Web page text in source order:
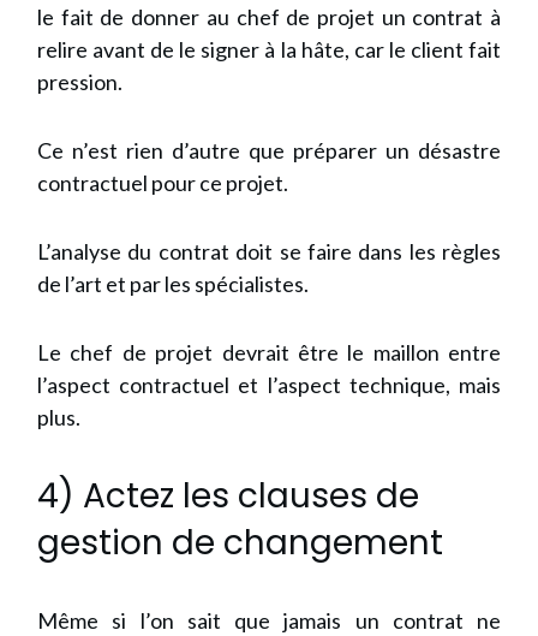
le fait de donner au chef de projet un contrat à
relire avant de le signer à la hâte, car le client fait
pression.
Ce n’est rien d’autre que préparer un désastre
contractuel pour ce projet.
L’analyse du contrat doit se faire dans les règles
de l’art et par les spécialistes.
Le chef de projet devrait être le maillon entre
l’aspect contractuel et l’aspect technique, mais
plus.
4) Actez les clauses de
gestion de changement
Même si l’on sait que jamais un contrat ne